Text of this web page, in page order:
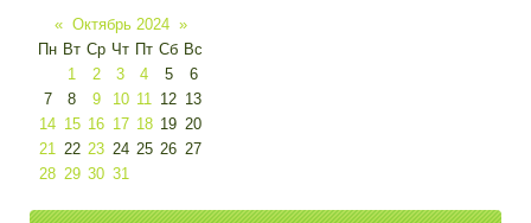
« Октябрь 2024 »
Пн Вт Ср Чт Пт Сб Вс
1
2 3 4 5
6
7
8 9 10 11 12 13
14 15 16 17 18 19 20
21
22 23 24 25 26 27
28 29 30 31